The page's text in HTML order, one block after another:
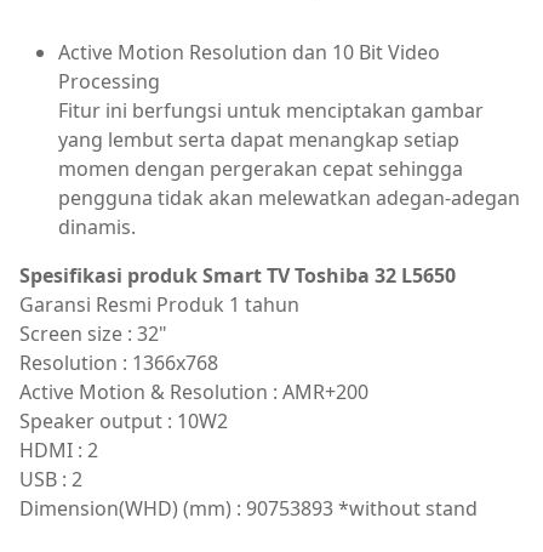
Active Motion Resolution dan 10 Bit Video
Processing
Fitur ini berfungsi untuk menciptakan gambar
yang lembut serta dapat menangkap setiap
momen dengan pergerakan cepat sehingga
pengguna tidak akan melewatkan adegan-adegan
dinamis.
Spesifikasi produk Smart TV Toshiba 32 L5650
Garansi Resmi Produk 1 tahun
Screen size : 32"
Resolution : 1366x768
Active Motion & Resolution : AMR+200
Speaker output : 10W2
HDMI : 2
USB : 2
Dimension(WHD) (mm) : 90753893 *without stand